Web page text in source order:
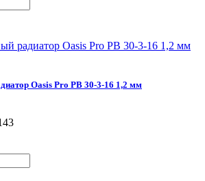
Oasis Pro PB 30-3-16 1,2 мм